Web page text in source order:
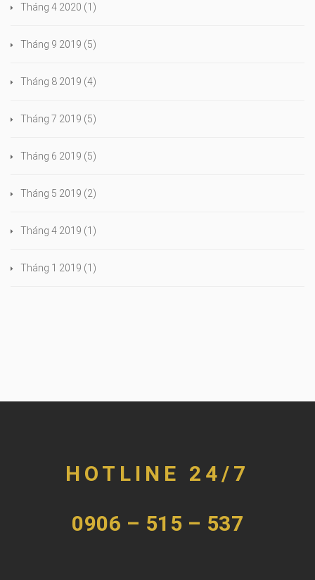
Tháng 4 2020 (1)
Tháng 9 2019 (5)
Tháng 8 2019 (4)
Tháng 7 2019 (5)
Tháng 6 2019 (5)
Tháng 5 2019 (2)
Tháng 4 2019 (1)
Tháng 1 2019 (1)
HOTLINE 24/7
0906 – 515 – 537